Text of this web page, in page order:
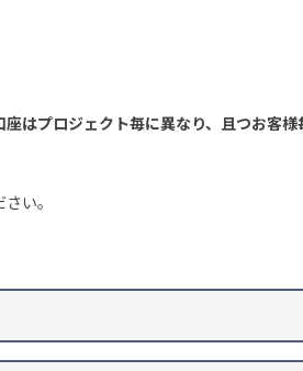
座はプロジェクト毎に異なり、且つお客
い。